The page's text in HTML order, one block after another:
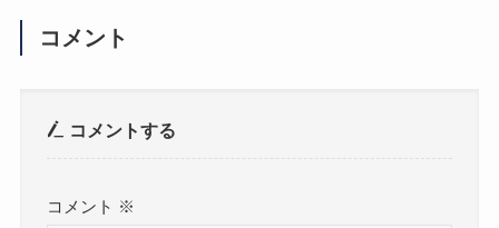
コメント
コメントする
コメント ※